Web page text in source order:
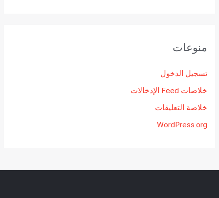
منوعات
تسجيل الدخول
خلاصات Feed الإدخالات
خلاصة التعليقات
WordPress.org